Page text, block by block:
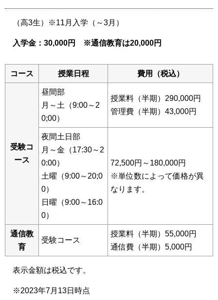
（高3生）※11月入学（～3月）
入学金：30,000円 ※通信教育は20,000円
コース 授業日程 費用（税込）
受験コ
ース
昼間部
月～土（9:00～2
0;00）
授業料（半期）290,000円
管理費（半期）43,000円
夜間土日部
月～金（17:30～2
0:00）
土曜（9:00～20;0
0）
日曜（9:00～16:0
0）
72,500円～180,000円
※単位数によって価格が異
なります。
通信教
育
受験コース
授業料（半期）55,000円
通信費（半期）5,000円
表示金額は税込です。
※2023年7月13日時点